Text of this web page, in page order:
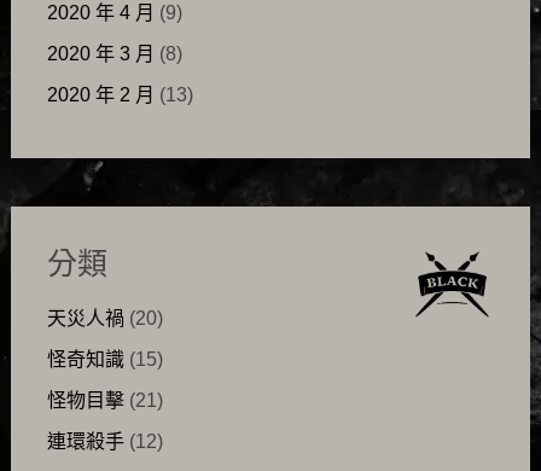
2020 年 4 月 (9)
2020 年 3 月 (8)
2020 年 2 月 (13)
分類
天災人禍 (20)
怪奇知識(15)
怪物目擊(21)
連環殺手(12)